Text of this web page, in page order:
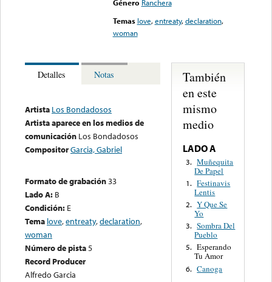
Género Ranchera
Temas love,entreaty,declaration,
woman
Detalles Notas
Artista Los Bondadosos
Artista aparece en los medios de
comunicación Los Bondadosos
CompositorGarcia, Gabriel
Formato de grabación33
Lado A: B
Condición: E
Tema love,entreaty,declaration,
woman
Número de pista5
Record Producer
Alfredo Garcia
También
en este
mismo
medio
LADO A
3. Muñequita
De Papel
1. Festinavis
Lentis
2. Y Que Se
Yo
3. Sombra Del
Pueblo
5. Esperando
Tu Amor
6. Canoga